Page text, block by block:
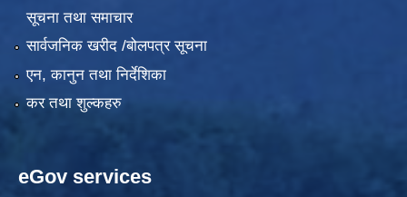
सूचना तथा समाचार
सार्वजनिक खरीद /बोलपत्र सूचना
एन, कानुन तथा निर्देशिका
कर तथा शुल्कहरु
eGov services